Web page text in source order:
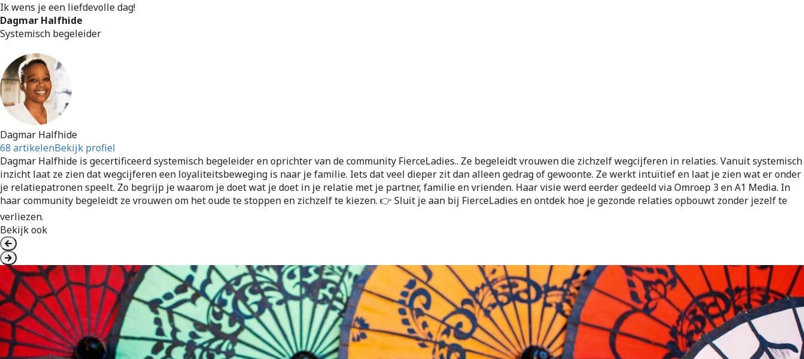
Ik wens je een liefdevolle dag!
Dagmar Halfhide
Systemisch begeleider
Dagmar Halfhide
68 artikelenBekijk profiel
Dagmar Halfhide is gecertificeerd systemisch begeleider en oprichter van de community FierceLadies.. Ze begeleidt vrouwen die zichzelf wegcijferen in relaties. Vanuit systemisch
inzicht laat ze zien dat wegcijferen een loyaliteitsbeweging is naar je familie. Iets dat veel dieper zit dan alleen gedrag of gewoonte. Ze werkt intuïtief en laat je zien wat er onder
je relatiepatronen speelt. Zo begrijp je waarom je doet wat je doet in je relatie met je partner, familie en vrienden. Haar visie werd eerder gedeeld via Omroep 3 en A1 Media. In
haar community begeleidt ze vrouwen om het oude te stoppen en zichzelf te kiezen. 👉 Sluit je aan bij FierceLadies en ontdek hoe je gezonde relaties opbouwt zonder jezelf te
verliezen.
Bekijk ook